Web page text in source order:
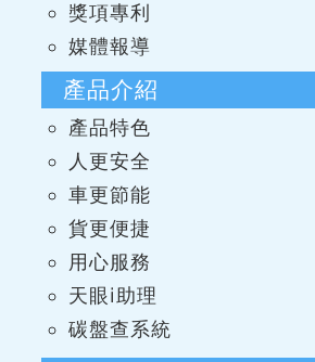
獎項專利
媒體報導
產品介紹
產品特色
人更安全
車更節能
貨更便捷
用心服務
天眼i助理
碳盤查系統